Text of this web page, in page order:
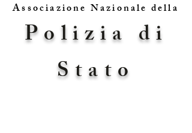
Associazione Nazionale della
Polizia di
Stato